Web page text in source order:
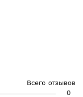
Всего отзывов
0